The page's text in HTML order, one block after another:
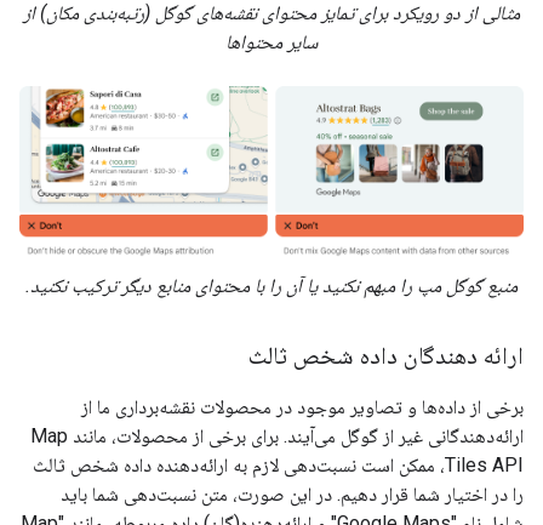
مثالی از دو رویکرد برای تمایز محتوای نقشه‌های گوگل (رتبه‌بندی مکان) از
سایر محتواها
منبع گوگل مپ را مبهم نکنید یا آن را با محتوای منابع دیگر ترکیب نکنید.
ارائه دهندگان داده شخص ثالث
برخی از داده‌ها و تصاویر موجود در محصولات نقشه‌برداری ما از
ارائه‌دهندگانی غیر از گوگل می‌آیند. برای برخی از محصولات، مانند Map
Tiles API، ممکن است نسبت‌دهی لازم به ارائه‌دهنده داده شخص ثالث
را در اختیار شما قرار دهیم. در این صورت، متن نسبت‌دهی شما باید